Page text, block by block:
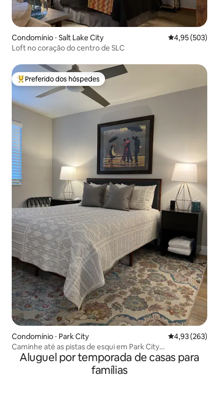
Condomínio ⋅ Salt Lake City 4,95 de uma
4,95 (503)
Loft no coração do centro de SLC
Entre os melhores preferidos dos hóspedes
Preferido dos hóspedes
Condomínio ⋅ Park City 4,93 de uma
4,93 (263)
Caminhe até as pistas de esqui em Park City
Mountain/Canyons
Aluguel por temporada de casas para
famílias